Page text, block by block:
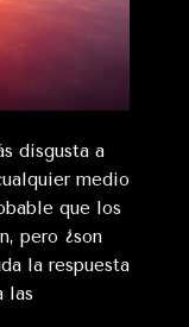
disgusta a
medio
que los
pero ¿son
la respuesta
las